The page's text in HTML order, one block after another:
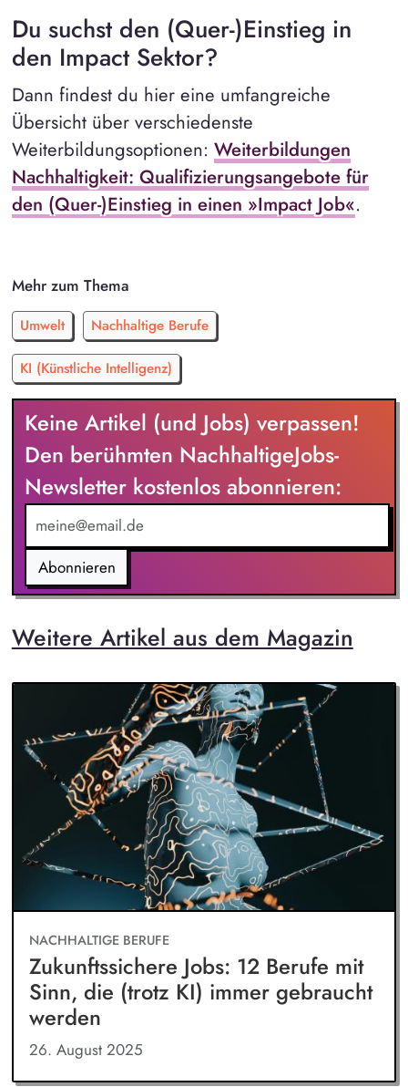
Du suchst den (Quer-)Einstieg in
den Impact Sektor?
Dann findest du hier eine umfangreiche
Übersicht über verschiedenste
Weiterbildungsoptionen: Weiterbildungen
Nachhaltigkeit: Qualifizierungsangebote für
den (Quer-)Einstieg in einen »Impact Job«.
Mehr zum Thema
Umwelt Nachhaltige Berufe
KI (Künstliche Intelligenz)
Keine Artikel (und Jobs) verpassen!
Den berühmten NachhaltigeJobs-
Newsletter kostenlos abonnieren:
Abonnieren
Weitere Artikel aus dem Magazin
NACHHALTIGE BERUFE
Zukunftssichere Jobs: 12 Berufe mit
Sinn, die (trotz KI) immer gebraucht
werden
26. August 2025